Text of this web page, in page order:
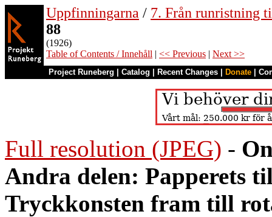
Uppfinningarna / 7. Från runristning
88
(1926)
Table of Contents / Innehåll | << Previous | Next >>
Project Runeberg Catalog Recent Changes Donate
Full resolution (JPEG) -
Andra delen: Papperets
Tryckkonsten fram till